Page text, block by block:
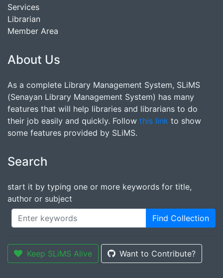
Services
Librarian
Member Area
About Us
As a complete Library Management System, SLiMS
(Senayan Library Management System) has many
features that will help libraries and librarians to do
their job easily and quickly. Follow this link to show
some features provided by SLiMS.
Search
start it by typing one or more keywords for title,
author or subject
Find Collection
Keep SLiMS Alive Want to Contribute?